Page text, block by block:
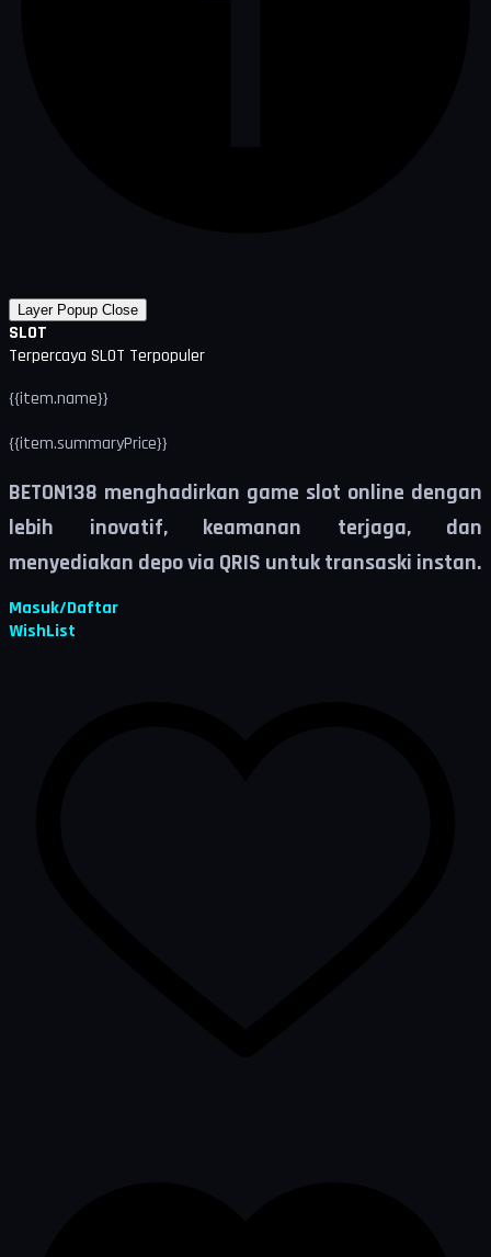
Layer Popup Close
SLOT
Terpercaya SLOT Terpopuler
{{item.name}}
{{item.summaryPrice}}
BETON138 menghadirkan game slot online dengan
lebih inovatif, keamanan terjaga, dan
menyediakan depo via QRIS untuk transaski instan.
Masuk/Daftar
WishList